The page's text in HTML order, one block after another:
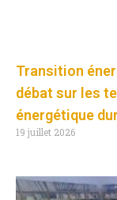
Transition
débat sur les
énergétique
19 juillet 2026